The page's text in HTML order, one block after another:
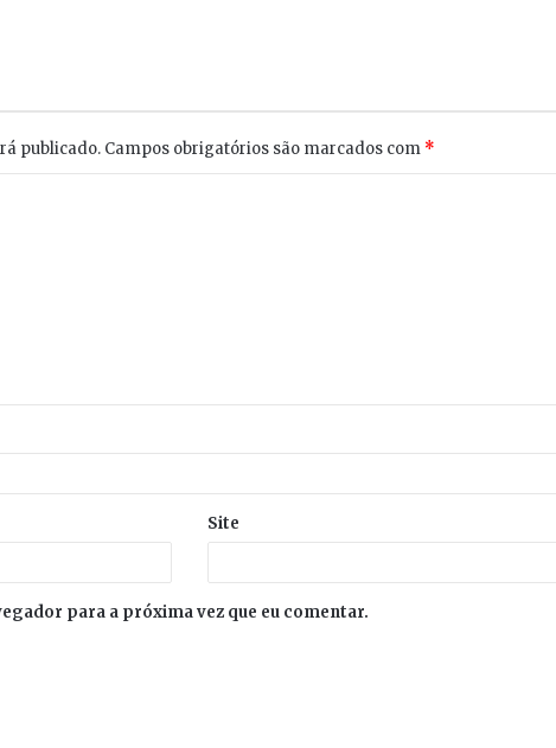
publicado. Campos obrigatórios são marcados com *
Site
para a próxima vez que eu comentar.